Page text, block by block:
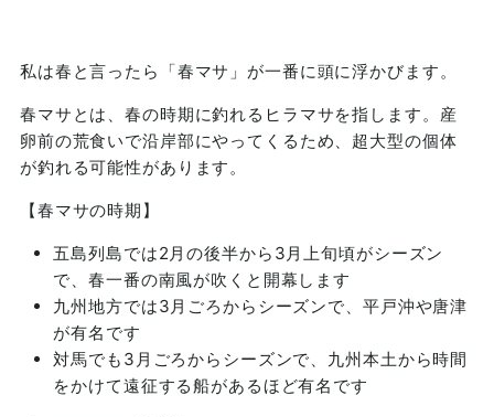
私は春と言ったら「春マサ」が一番に頭に浮かびます。
春マサとは、春の時期に釣れるヒラマサを指します。産
卵前の荒食いで沿岸部にやってくるため、超大型の個体
が釣れる可能性があります。
【春マサの時期】
五島列島では2月の後半から3月上旬頃がシーズン
で、春一番の南風が吹くと開幕します
九州地方では3月ごろからシーズンで、平戸沖や唐津
が有名です
対馬でも3月ごろからシーズンで、九州本土から時間
をかけて遠征する船があるほど有名です